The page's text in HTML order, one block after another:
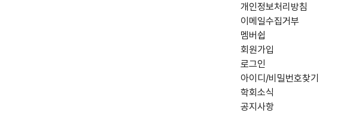
개인정보처리방침
이메일수집거부
멤버쉽
회원가입
로그인
아이디/비밀번호찾기
학회소식
공지사항